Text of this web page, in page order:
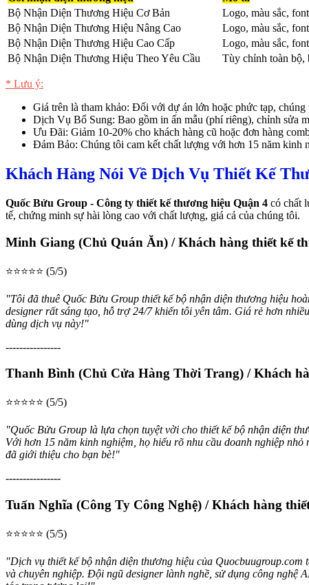
Bộ Nhận Diện Thương Hiệu Cơ Bản
Logo, màu sắc,
Bộ Nhận Diện Thương Hiệu Nâng Cao
Logo, màu sắc,
Bộ Nhận Diện Thương Hiệu Cao Cấp
Logo, màu sắc,
Bộ Nhận Diện Thương Hiệu Theo Yêu Cầu
Tùy chỉnh toàn bộ,
* Lưu ý:
Giá trên là tham khảo: Đối với dự án lớn hoặc phức tạp, chúng
Dịch Vụ Bổ Sung: Bao gồm in ấn mẫu (phí riêng), chỉnh sửa
Ưu Đãi: Giảm 10-20% cho khách hàng cũ hoặc đơn hàng
Đảm Bảo: Chúng tôi cam kết chất lượng với hơn 15 năm kinh
Khách Hàng Nói Về Dịch Vụ Thiết Kế
Quốc Bửu Group - Công ty thiết kế thương hiệu Quận 4 có chất
tế, chứng minh sự hài lòng cao với chất lượng, giá cả của chúng tôi.
Minh Giang (Chủ Quán Ăn) / Khách hàng thiết kế
⭐⭐⭐⭐⭐ (5/5)
"Tôi đã thuê Quốc Bửu Group thiết kế bộ nhận diện thương hiệu
designer rất sáng tạo, hỗ trợ 24/7 khiến tôi yên tâm. Giá rẻ hơn
dùng dịch vụ này!"
----------------
Thanh Bình (Chủ Cửa Hàng Thời Trang) / Khách
⭐⭐⭐⭐⭐ (5/5)
"Quốc Bửu Group là lựa chọn tuyệt vời cho thiết kế bộ nhận diện
Với hơn 15 năm kinh nghiệm, họ hiểu rõ nhu cầu doanh nghiệp
đã giới thiệu cho bạn bè!"
----------------
Tuấn Nghĩa (Công Ty Công Nghệ) / Khách hàng
⭐⭐⭐⭐⭐ (5/5)
"Dịch vụ thiết kế bộ nhận diện thương hiệu của
và chuyên nghiệp. Đội ngũ designer lành nghề, sử dụng công